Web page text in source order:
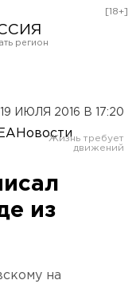
[18+]
19 ИЮЛЯ 2016 В 17:20
ЕАНовости
из
на